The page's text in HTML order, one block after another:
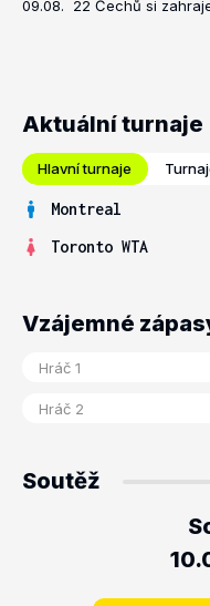
09.08. 22 Čechů si
Aktuální turnaje
Hlavní turnaje
Montreal
Toronto WTA
Vzájemné
Soutěž